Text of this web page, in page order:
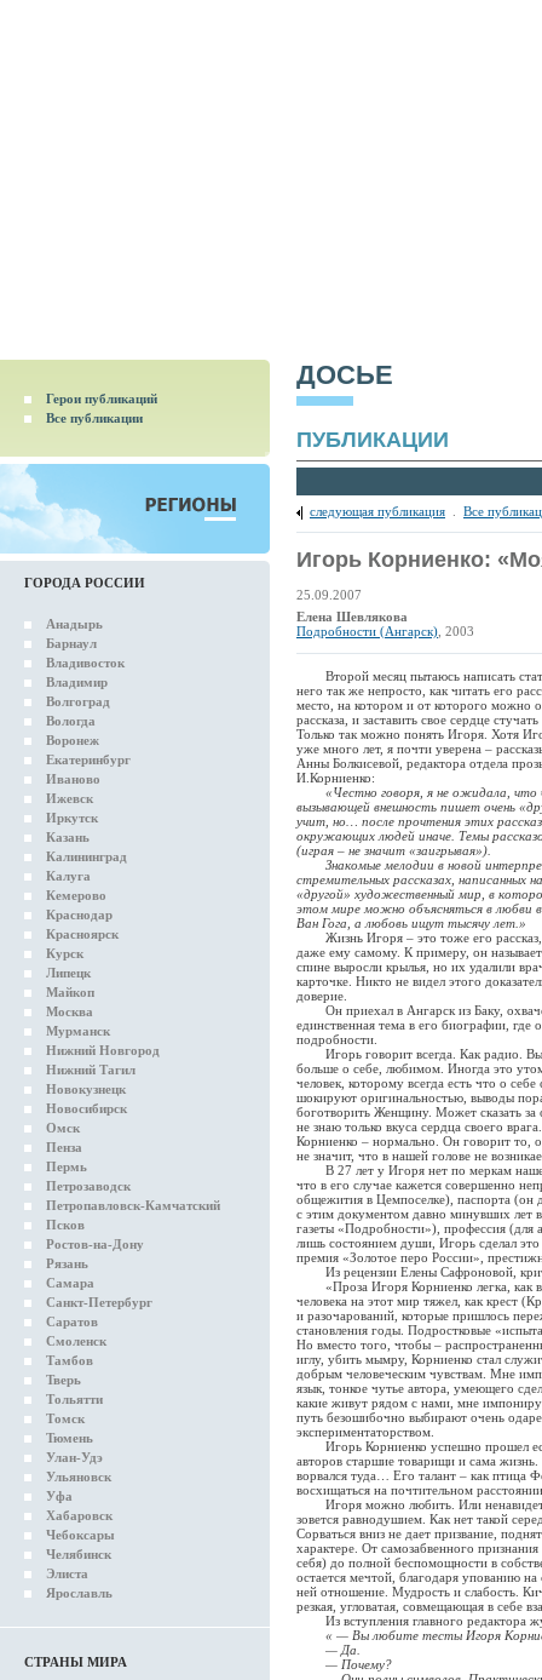
Герои публикаций
Все публикации
ГОРОДА РОССИИ
Анадырь
Барнаул
Владивосток
Владимир
Волгоград
Вологда
Воронеж
Екатеринбург
Иваново
Ижевск
Иркутск
Казань
Калининград
Калуга
Кемерово
Краснодар
Красноярск
Курск
Липецк
Майкоп
Москва
Мурманск
Нижний Новгород
Нижний Тагил
Новокузнецк
Новосибирск
Омск
Пенза
Пермь
Петрозаводск
Петропавловск-Камчатский
Псков
Ростов-на-Дону
Рязань
Самара
Санкт-Петербург
Саратов
Смоленск
Тамбов
Тверь
Тольятти
Томск
Тюмень
Улан-Удэ
Ульяновск
Уфа
Хабаровск
Чебоксары
Челябинск
Элиста
Ярославль
СТРАНЫ МИРА
ДОСЬЕ
ПУБЛИКАЦИИ
следующая публикация Все
Игорь Корниенко:
25.09.2007
Елена Шевлякова
Подробности (Ангарск) , 2003
Второй месяц пытаюсь написать
него так же непросто, как читать его
место, на котором и от которого можно
рассказа, и заставить свое сердце
Только так можно понять Игоря. Хотя
уже много лет, я почти уверена –
Анны Болкисевой, редактора отдела
И.Корниенко:
«Честно говоря, я не ожидала,
вызывающей внешность пишет очень
учит, но… после прочтения этих
окружающих людей иначе. Темы
(играя – не значит «заигрывая»).
Знакомые мелодии в новой
стремительных рассказах, написанных
«другой» художественный мир, в
этом мире можно объясняться в любви
Ван Гога, а любовь ищут тысячу лет.»
Жизнь Игоря – это тоже его рассказ,
даже ему самому. К примеру, он
спине выросли крылья, но их удалили
карточке. Никто не видел этого
доверие.
Он приехал в Ангарск из Баку,
единственная тема в его биографии,
подробности.
Игорь говорит всегда. Как радио.
больше о себе, любимом. Иногда это
человек, которому всегда есть что о
шокируют оригинальностью, выводы
боготворить Женщину. Может сказать
не знаю только вкуса сердца своего
Корниенко – нормально. Он говорит
не значит, что в нашей голове не
В 27 лет у Игоря нет по меркам
что в его случае кажется совершенно
общежития в Цемпоселке), паспорта (он
с этим документом давно минувших лет
газеты «Подробности»), профессия (для
лишь состоянием души, Игорь сделал
премия «Золотое перо России»,
Из рецензии Елены Сафроновой,
«Проза Игоря Корниенко легка, как
человека на этот мир тяжел, как крест
и разочарований, которые пришлось
становления годы. Подростковые
Но вместо того, чтобы –
иглу, убить мымру, Корниенко стал
добрым человеческим чувствам. Мне
язык, тонкое чутье автора, умеющего
какие живут рядом с нами, мне
путь безошибочно выбирают очень
экспериментаторством.
Игорь Корниенко успешно прошел
авторов старшие товарищи и сама
ворвался туда… Его талант – как птица
восхищаться на почтительном
Игоря можно любить. Или
зовется равнодушием. Как нет такой
Сорваться вниз не дает призвание,
характере. От самозабвенного
себя) до полной беспомощности в
остается мечтой, благодаря упованию
ней отношение. Мудрость и слабость.
резкая, угловатая, совмещающая в себе
Из вступления главного редактора
« — Вы любите тесты Игоря
— Да.
— Почему?